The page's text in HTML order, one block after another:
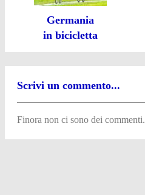
Germania
in bicicletta
Scrivi un commento...
Finora non ci sono dei commenti.